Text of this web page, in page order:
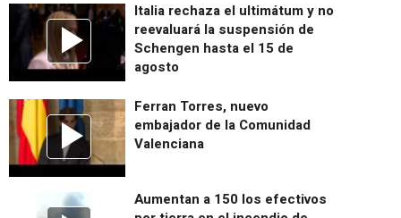
Italia rechaza el ultimátum y no
reevaluará la suspensión de
Schengen hasta el 15 de
agosto
Ferran Torres, nuevo
embajador de la Comunidad
Valenciana
Aumentan a 150 los efectivos